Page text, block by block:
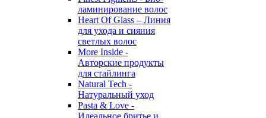
ламинирование волос
Heart Of Glass – Линия
для ухода и сияния
светлых волос
More Inside -
Авторские продукты
для стайлинга
Natural Tech -
Натуральный уход
Pasta & Love -
Идеальное бритье и